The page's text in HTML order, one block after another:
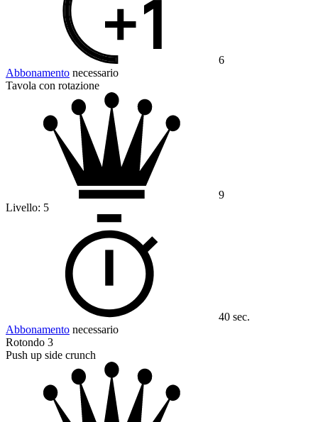
6
Abbonamento necessario
Tavola con rotazione
9
Livello: 5
40 sec.
Abbonamento necessario
Rotondo 3
Push up side crunch